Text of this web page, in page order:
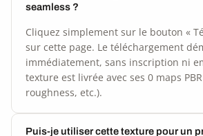
seamless ?
Cliquez simplement sur le bouton «
sur cette page. Le téléchargement
immédiatement, sans inscription ni
texture est livrée avec ses 0 maps
roughness, etc.).
Puis-je utiliser cette texture pour un